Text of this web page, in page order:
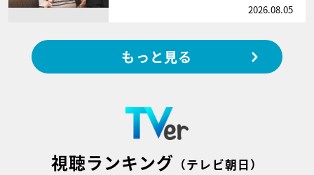
2026.08.05
もっと見る
視聴ランキング （テレビ朝日）